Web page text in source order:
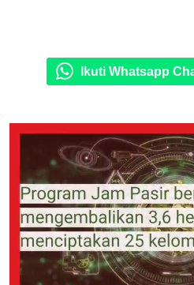
Ikuti Whatsapp